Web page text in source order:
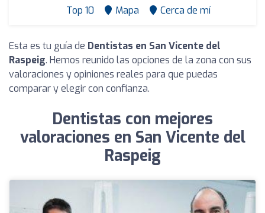
Top 10 Mapa Cerca de mí
Esta es tu guía de Dentistas en San Vicente del
Raspeig. Hemos reunido las opciones de la zona con sus
valoraciones y opiniones reales para que puedas
comparar y elegir con confianza.
Dentistas con mejores
valoraciones en San Vicente del
Raspeig